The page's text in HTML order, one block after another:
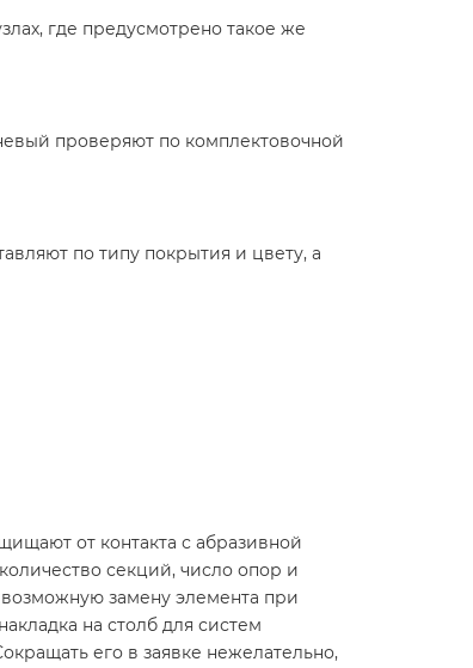
где предусмотрено такое же
проверяют по комплектовочной
по типу покрытия и цвету, а
от контакта с абразивной
секций, число опор и
возможную замену элемента при
на столб для систем
его в заявке нежелательно,